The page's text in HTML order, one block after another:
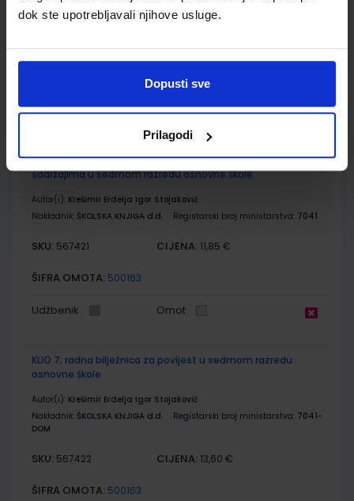
dok ste upotrebljavali njihove usluge.
Dopusti sve
Prilagodi
Nakladnik:ŠKOLSKA KNJIGA d.d.
Registarski broj ministarstva:
7624-DOM
SKU:569106 CIJENA:13,60 €
Udžbenik Omot
KLIO 7; udžbenik za povijest s dodatnim digitalnim
sadržajima u sedmom razredu osnovne škole
Autor(i): Krešimir Erdelja Igor Stojaković
Nakladnik: ŠKOLSKA KNJIGA d.d. Registarski broj ministarstva: 7041
SKU: 567421 CIJENA: 11,85 €
ŠIFRA OMOTA: 500163
Udžbenik Omot
KLIO 7; radna bilježnica za povijest u sedmom razredu
osnovne škole
Autor(i): Krešimir Erdelja Igor Stojaković
Nakladnik: ŠKOLSKA KNJIGA d.d. Registarski broj ministarstva: 7041-
DOM
SKU: 567422 CIJENA: 13,60 €
ŠIFRA OMOTA: 500163